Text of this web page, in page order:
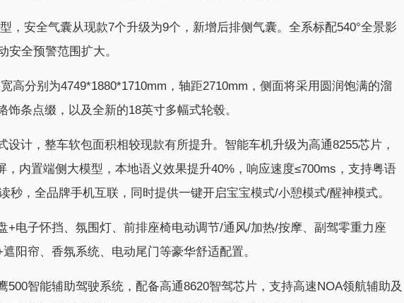
，安全气囊从现款7个升级为9个，新增后排侧气囊。全系标配540°全景影
安全预警范围扩大。
高分别为4749*1880*1710mm，轴距2710mm，侧面将采用圆润饱满的溜
条点缀，以及全新的18英寸多幅式轮毂。
设计，整车软包面积相较现款有所提升。智能车机升级为高通8255芯片，
，内置端侧大模型，本地语义效果提升40%，响应速度≤700ms，支持粤语
秒，全品牌手机互联，同时提供一键开启宝宝模式/小憩模式/醒神模式。
+电子怀挡、氛围灯、前排座椅电动调节/通风/加热/按摩、副驾零重力座
阳帘、香氛系统、电动尾门等豪华舒适配置。
500智能辅助驾驶系统，配备高通8620智驾芯片，支持高速NOA领航辅助及